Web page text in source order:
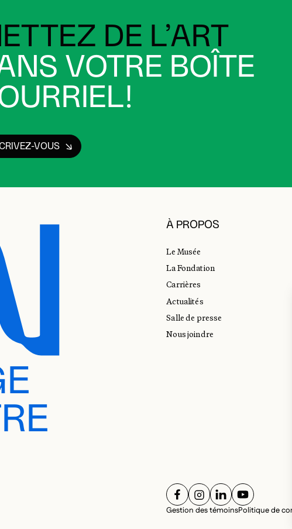
DE L’ART
VOTRE BOÎTE
VOUS
À PROPOS
Le Musée
La Fondation
Carrières
Actualités
Salle de presse
Nous joindre
SUIVEZ-NOUS SUR
SUIVEZ-NOUS SUR
SUIVEZ-NOUS
SUIVEZ-
Gestion des témoinsPolitique de